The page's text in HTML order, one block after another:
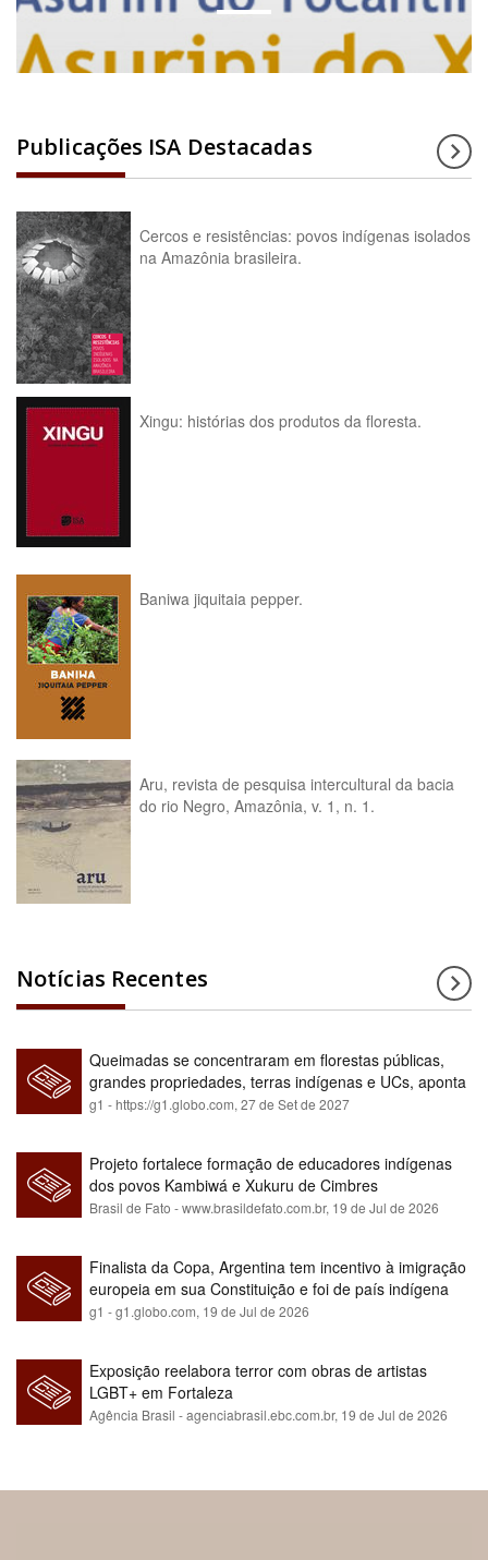
Publicações ISA Destacadas
Cercos e resistências: povos indígenas isolados
na Amazônia brasileira.
Xingu: histórias dos produtos da floresta.
Baniwa jiquitaia pepper.
Aru, revista de pesquisa intercultural da bacia
do rio Negro, Amazônia, v. 1, n. 1.
Notícias Recentes
Queimadas se concentraram em florestas públicas,
grandes propriedades, terras indígenas e UCs, aponta
relatório
g1 - https://g1.globo.com,27 de Set de 2027
Projeto fortalece formação de educadores indígenas
dos povos Kambiwá e Xukuru de Cimbres
Brasil de Fato - www.brasildefato.com.br, 19 de Jul de 2026
Finalista da Copa, Argentina tem incentivo à imigração
europeia em sua Constituição e foi de país indígena
para maioria branca
g1 - g1.globo.com, 19 de Jul de 2026
Exposição reelabora terror com obras de artistas
LGBT+ em Fortaleza
Agência Brasil - agenciabrasil.ebc.com.br, 19 de Jul de 2026